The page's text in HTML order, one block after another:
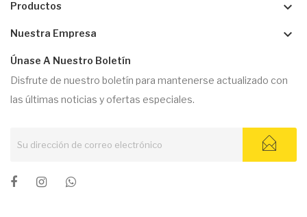
Productos keyboard_arrow_down
Nuestra Empresa keyboard_arrow_down
Únase A Nuestro Boletín
Disfrute de nuestro boletín para mantenerse actualizado con
las últimas noticias y ofertas especiales.